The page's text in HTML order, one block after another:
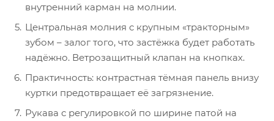
внутренний карман на молнии.
Центральная молния с крупным «тракторным»
зубом – залог того, что застёжка будет работать
надёжно. Ветрозащитный клапан на кнопках.
Практичность: контрастная тёмная панель внизу
куртки предотвращает её загрязнение.
Рукава с регулировкой по ширине патой на